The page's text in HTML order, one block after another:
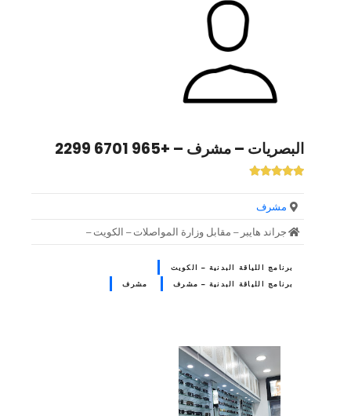
البصريات – مشرف – +965 6701 2299
مشرف
جراند هايبر – مقابل وزارة المواصلات – الكويت –
برنامج اللياقة البدنية – الكويت
برنامج اللياقة البدنية – مشرف
مشرف